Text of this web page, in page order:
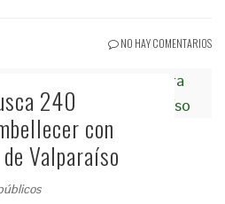
NO HAY COMENTARIOS
240
con
Valparaíso